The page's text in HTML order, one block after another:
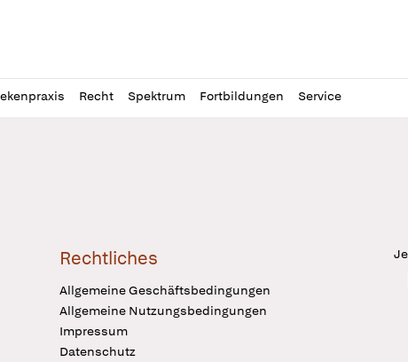
Recht Spektrum Fortbildungen Service
Rechtliches
Allgemeine Geschäftsbedingungen
Allgemeine Nutzungsbedingungen
Impressum
Datenschutz